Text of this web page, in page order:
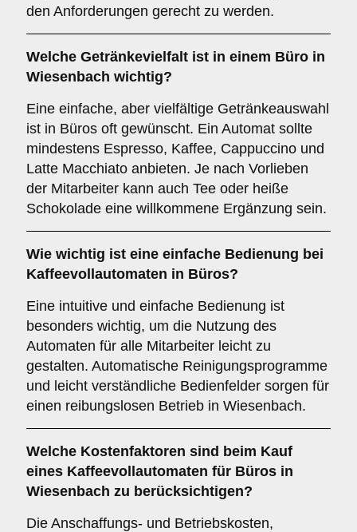
den Anforderungen gerecht zu werden.
Welche Getränkevielfalt ist in einem Büro in
Wiesenbach wichtig?
Eine einfache, aber vielfältige Getränkeauswahl
ist in Büros oft gewünscht. Ein Automat sollte
mindestens Espresso, Kaffee, Cappuccino und
Latte Macchiato anbieten. Je nach Vorlieben
der Mitarbeiter kann auch Tee oder heiße
Schokolade eine willkommene Ergänzung sein.
Wie wichtig ist eine einfache Bedienung bei
Kaffeevollautomaten in Büros?
Eine intuitive und einfache Bedienung ist
besonders wichtig, um die Nutzung des
Automaten für alle Mitarbeiter leicht zu
gestalten. Automatische Reinigungsprogramme
und leicht verständliche Bedienfelder sorgen für
einen reibungslosen Betrieb in Wiesenbach.
Welche Kostenfaktoren sind beim Kauf
eines Kaffeevollautomaten für Büros in
Wiesenbach zu berücksichtigen?
Die Anschaffungs- und Betriebskosten,